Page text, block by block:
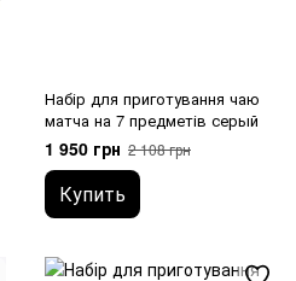
Набір для приготування чаю
матча на 7 предметів серый
1 950 грн 2 108 грн
Купить